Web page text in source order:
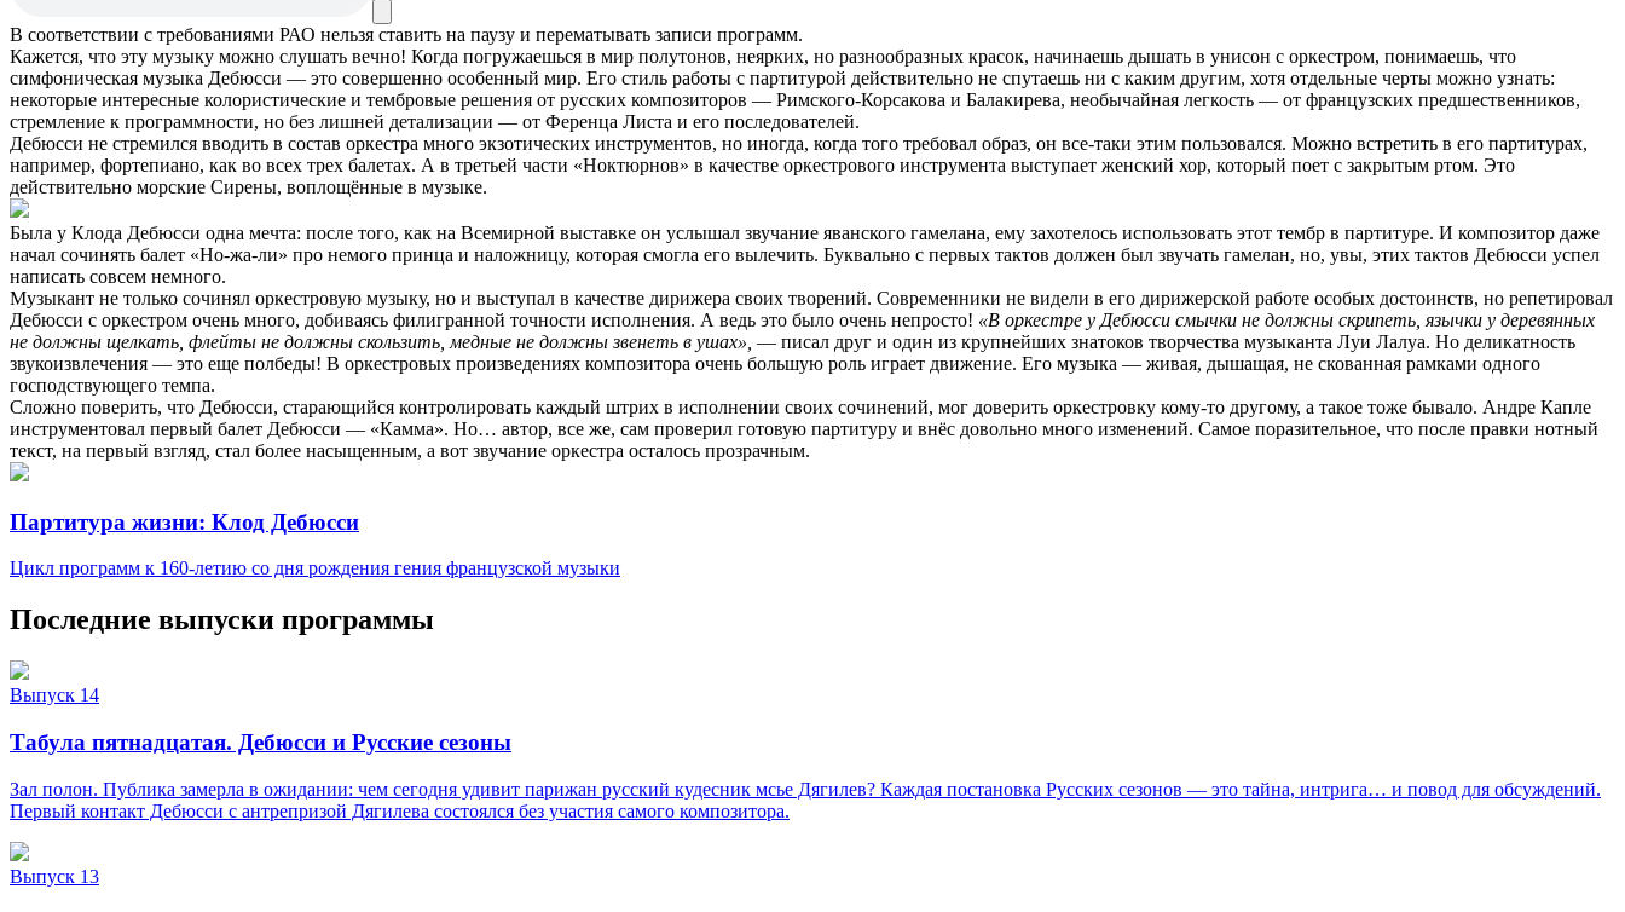
В соответствии с требованиями РАО нельзя ставить на паузу и перематывать записи программ.
Кажется, что эту музыку можно слушать вечно! Когда погружаешься в мир полутонов, неярких, но разнообразных красок, начинаешь дышать в унисон с оркестром, понимаешь, что
симфоническая музыка Дебюсси — это совершенно особенный мир. Его стиль работы с партитурой действительно не спутаешь ни с каким другим, хотя отдельные черты можно узнать:
некоторые интересные колористические и тембровые решения от русских композиторов — Римского-Корсакова и Балакирева, необычайная легкость — от французских предшественников,
стремление к программности, но без лишней детализации — от Ференца Листа и его последователей.
Дебюсси не стремился вводить в состав оркестра много экзотических инструментов, но иногда, когда того требовал образ, он все-таки этим пользовался. Можно встретить в его партитурах,
например, фортепиано, как во всех трех балетах. А в третьей части «Ноктюрнов» в качестве оркестрового инструмента выступает женский хор, который поет с закрытым ртом. Это
действительно морские Сирены, воплощённые в музыке.
Была у Клода Дебюсси одна мечта: после того, как на Всемирной выставке он услышал звучание яванского гамелана, ему захотелось использовать этот тембр в партитуре. И композитор даже
начал сочинять балет «Но-жа-ли» про немого принца и наложницу, которая смогла его вылечить. Буквально с первых тактов должен был звучать гамелан, но, увы, этих тактов Дебюсси успел
написать совсем немного.
Музыкант не только сочинял оркестровую музыку, но и выступал в качестве дирижера своих творений. Современники не видели в его дирижерской работе особых достоинств, но репетировал
Дебюсси с оркестром очень много, добиваясь филигранной точности исполнения. А ведь это было очень непросто! «В оркестре у Дебюсси смычки не должны скрипеть, язычки у деревянных
не должны щелкать, флейты не должны скользить, медные не должны звенеть в ушах», — писал друг и один из крупнейших знатоков творчества музыканта Луи Лалуа. Но деликатность
звукоизвлечения — это еще полбеды! В оркестровых произведениях композитора очень большую роль играет движение. Его музыка — живая, дышащая, не скованная рамками одного
господствующего темпа.
Сложно поверить, что Дебюсси, старающийся контролировать каждый штрих в исполнении своих сочинений, мог доверить оркестровку кому-то другому, а такое тоже бывало. Андре Капле
инструментовал первый балет Дебюсси — «Камма». Но… автор, все же, сам проверил готовую партитуру и внёс довольно много изменений. Самое поразительное, что после правки нотный
текст, на первый взгляд, стал более насыщенным, а вот звучание оркестра осталось прозрачным.
Партитура жизни: Клод Дебюсси
Цикл программ к 160-летию со дня рождения гения французской музыки
Последние выпуски программы
Выпуск 14
Табула пятнадцатая. Дебюсси и Русские сезоны
Зал полон. Публика замерла в ожидании: чем сегодня удивит парижан русский кудесник мсье Дягилев? Каждая постановка Русских сезонов — это тайна, интрига… и повод для обсуждений.
Первый контакт Дебюсси с антрепризой Дягилева состоялся без участия самого композитора.
Выпуск 13